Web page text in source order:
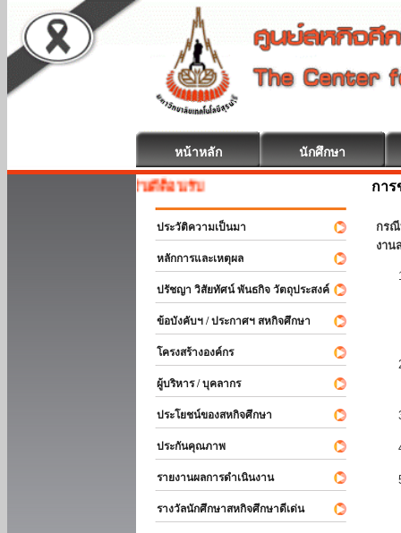
หน้าหลัก นักศึกษา
สหกิจศึกษา ยินดีต้อนรับ
ประวัติความเป็นมา
หลักการและเหตุผล
ปรัชญา วิสัยทัศน์ พันธกิจ วัตถุประสงค์
ข้อบังคับฯ / ประกาศฯ สหกิจศึกษา
โครงสร้างองค์กร
ผู้บริหาร / บุคลากร
ประโยชน์ของสหกิจศึกษา
ประกันคุณภาพ
รายงานผลการดำเนินงาน
รางวัลนักศึกษาสหกิจศึกษาดีเด่น
การ
กรณี
งาน